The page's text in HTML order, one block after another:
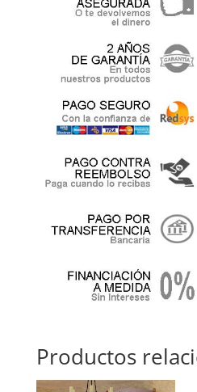
Productos